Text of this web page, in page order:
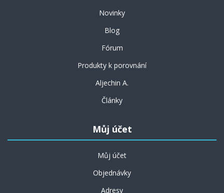
Novinky
Blog
Fórum
Produkty k porovnání
Aljechin A.
Články
Můj účet
Můj účet
Objednávky
Adresy